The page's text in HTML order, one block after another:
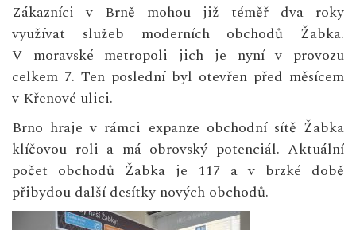
Zákazníci v Brně mohou již téměř dva roky
využívat služeb moderních obchodů Žabka.
V moravské metropoli jich je nyní v provozu
celkem 7. Ten poslední byl otevřen před měsícem
v Křenové ulici.
Brno hraje v rámci expanze obchodní sítě Žabka
klíčovou roli a má obrovský potenciál. Aktuální
počet obchodů Žabka je 117 a v brzké době
přibydou další desítky nových obchodů.